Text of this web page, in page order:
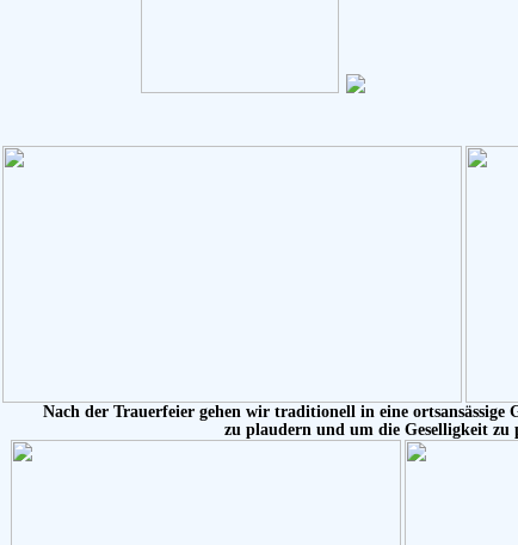
Nach der Trauerfeier gehen wir traditionell in eine ortsansässige
zu plaudern und um die Geselligkeit zu